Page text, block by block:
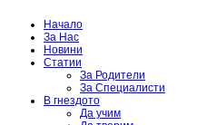
Начало
За Нас
Новини
Статии
За Родители
За Специалисти
В гнездото
Да учим